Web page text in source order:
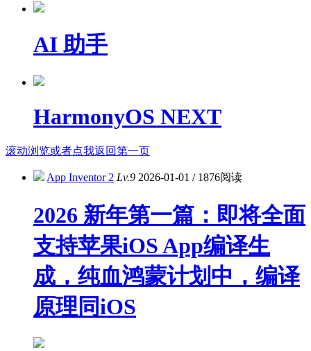
AI 助手
HarmonyOS NEXT
滚动浏览或者点我返回第一页
App Inventor 2 Lv.9 2026-01-01 /1876阅读
2026 新年第一篇：即将全面
支持苹果iOS App编译生
成，纯血鸿蒙计划中，编译
原理同iOS